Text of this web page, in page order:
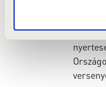
és a